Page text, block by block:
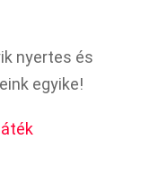
nyertes és
egyike!